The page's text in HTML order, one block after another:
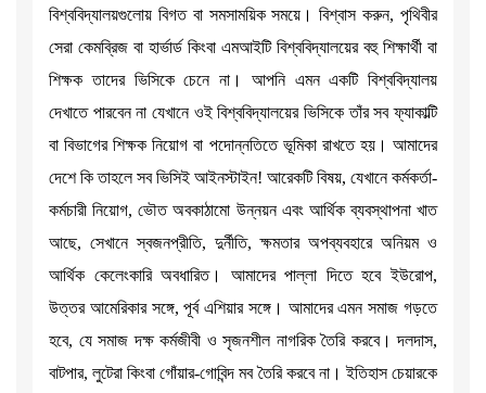
বিশ্ববিদ্যালয়গুলোয় বিগত বা সমসাময়িক সময়ে। বিশ্বাস করুন, পৃথিবীর
সেরা কেমব্রিজ বা হার্ভার্ড কিংবা এমআইটি বিশ্ববিদ্যালয়ের বহু শিক্ষার্থী বা
শিক্ষক তাদের ভিসিকে চেনে না। আপনি এমন একটি বিশ্ববিদ্যালয়
দেখাতে ­পারবেন না যেখানে ওই বিশ্ববিদ্যালয়ের ভিসিকে তাঁর সব ফ্যাকাল্টি
বা বিভাগের শিক্ষক নিয়োগ বা পদোন্নতিতে ভূমিকা রাখতে হয়। আমাদের
দেশে কি তাহলে সব ভিসিই আইনস্টাইন! আরেকটি বিষয়, যেখানে কর্মকর্তা-
কর্মচারী নিয়োগ, ভৌত অবকাঠামো উন্নয়ন এবং আর্থিক ব্যবস্থাপনা খাত
আছে, সেখানে স্বজনপ্রীতি, দুর্নীতি, ক্ষমতার অপব্যবহারে অনিয়ম ও
আর্থিক কেলেংকারি অবধারিত। আমাদের পাল্লা দিতে হবে ইউরোপ,
উত্তর আমেরিকার সঙ্গে, পূর্ব এশিয়ার সঙ্গে। আমাদের এমন সমাজ গড়তে
হবে, যে সমাজ দক্ষ কর্মজীবী ও সৃজনশীল নাগরিক তৈরি করবে। দলদাস,
বাটপার, লুটেরা কিংবা গোঁয়ার-গোবিন্দ মব তৈরি করবে না। ইতিহাস চেয়ারকে